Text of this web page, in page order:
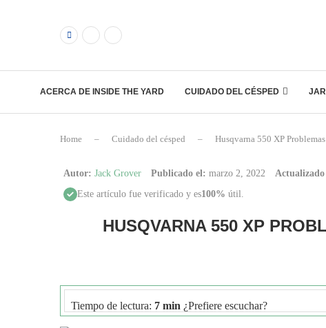
ACERCA DE INSIDE THE YARD CUIDADO DEL CÉSPED
Home – Cuidado del césped – Husqvarna 550 XP
Autor: Jack Grover Publicado el: marzo 2, 2022
Este artículo fue verificado y es100% útil.
HUSQVARNA 550 XP
Tiempo de lectura: 7 min ¿Prefiere escuchar?